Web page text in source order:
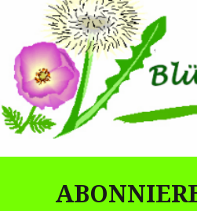
Erforderliche Felder